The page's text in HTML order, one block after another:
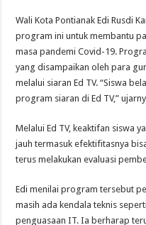
Wali Kota Pontianak Edi Rusdi
program ini untuk membantu
masa pandemi Covid-19.
yang disampaikan oleh para
melalui siaran Ed TV. “Siswa
program siaran di Ed TV,”
Melalui Ed TV, keaktifan siswa
jauh termasuk efektifitasnya
terus melakukan evaluasi
Edi menilai program tersebut
masih ada kendala teknis
penguasaan IT. Ia berharap